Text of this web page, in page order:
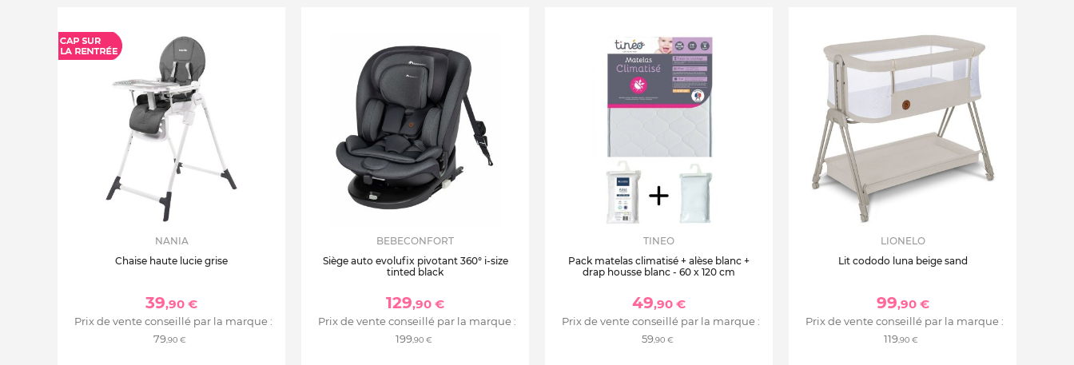
NANIA
Chaise haute lucie grise
39,90 €
Prix de vente conseillé par la marque :
79,90 €
BEBECONFORT
Siège auto evolufix pivotant 360° i-size
tinted black
129,90 €
Prix de vente conseillé par la marque :
199,90 €
TINEO
Pack matelas climatisé + alèse blanc +
drap housse blanc - 60 x 120 cm
49,90 €
Prix de vente conseillé par la marque :
59,90 €
LIONELO
Lit cododo luna beige sand
99,90 €
Prix de vente conseillé par la marque :
119,90 €